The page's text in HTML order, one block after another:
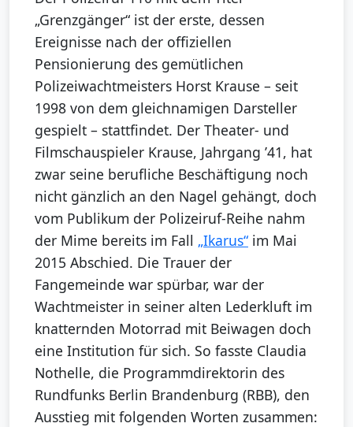
„Grenzgänger“ ist der erste, dessen
Ereignisse nach der offiziellen
Pensionierung des gemütlichen
Polizeiwachtmeisters Horst Krause – seit
1998 von dem gleichnamigen Darsteller
gespielt – stattfindet. Der Theater- und
Filmschauspieler Krause, Jahrgang ’41, hat
zwar seine berufliche Beschäftigung noch
nicht gänzlich an den Nagel gehängt, doch
vom Publikum der Polizeiruf-Reihe nahm
der Mime bereits im Fall „Ikarus“ im Mai
2015 Abschied. Die Trauer der
Fangemeinde war spürbar, war der
Wachtmeister in seiner alten Lederkluft im
knatternden Motorrad mit Beiwagen doch
eine Institution für sich. So fasste Claudia
Nothelle, die Programmdirektorin des
Rundfunks Berlin Brandenburg (RBB), den
Ausstieg mit folgenden Worten zusammen: